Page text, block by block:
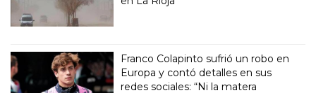
Franco Colapinto sufrió un robo en
Europa y contó detalles en sus
redes sociales: “Ni la matera